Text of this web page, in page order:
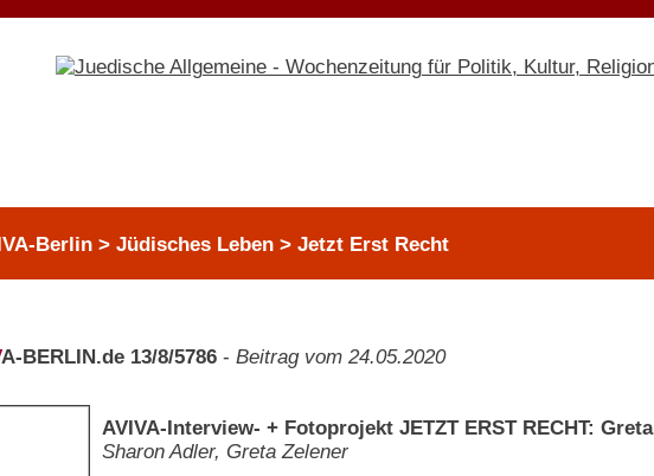
Berlin > Jüdisches Leben > Jetzt Erst Recht
A-BERLIN.de 13/8/5786 - Beitrag vom 24.05.2020
AVIVA-Interview- + Fotoprojekt JETZT ERST RECHT: Greta
Sharon Adler, Greta Zelener